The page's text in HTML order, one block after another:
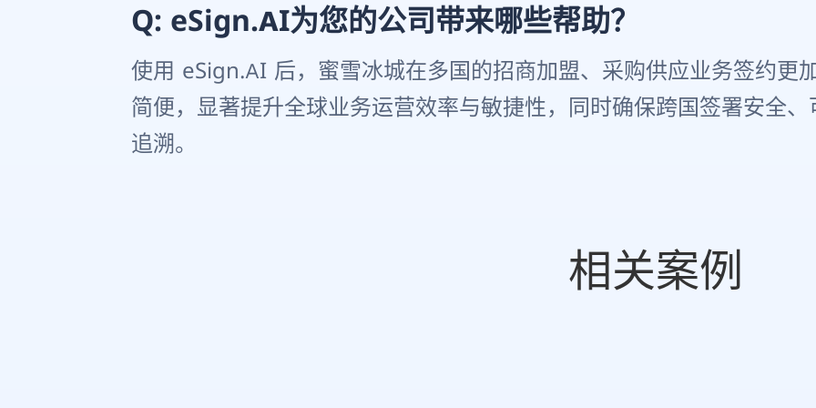
Q: eSign.AI为您的公司带来哪些帮助？
使用 eSign.AI 后，蜜雪冰城在多国的招商加盟、采购供应业务签约更
简便，显著提升全球业务运营效率与敏捷性，同时确保跨国签署安全、
追溯。
相关案例